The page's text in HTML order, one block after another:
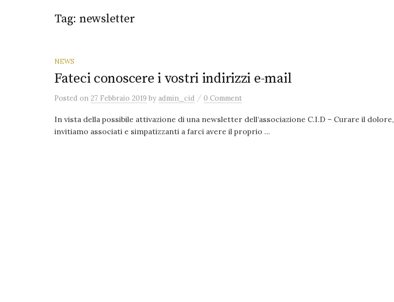
Tag: newsletter
NEWS
Fateci conoscere i vostri indirizzi e-mail
Posted on 27 Febbraio 2019 by admin_cid / 0 Comment
In vista della possibile attivazione di una newsletter dell’associazione C.I.D – Curare il dolore,
invitiamo associati e simpatizzanti a farci avere il proprio ...